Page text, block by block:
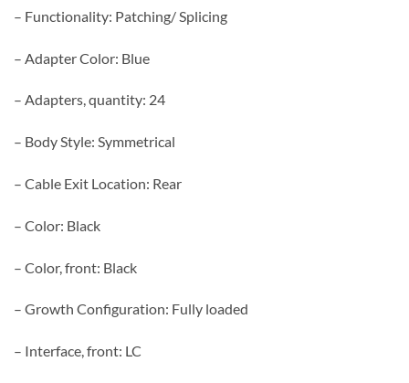
– Functionality: Patching/ Splicing
– Adapter Color: Blue
– Adapters, quantity: 24
– Body Style: Symmetrical
– Cable Exit Location: Rear
– Color: Black
– Color, front: Black
– Growth Configuration: Fully loaded
– Interface, front: LC